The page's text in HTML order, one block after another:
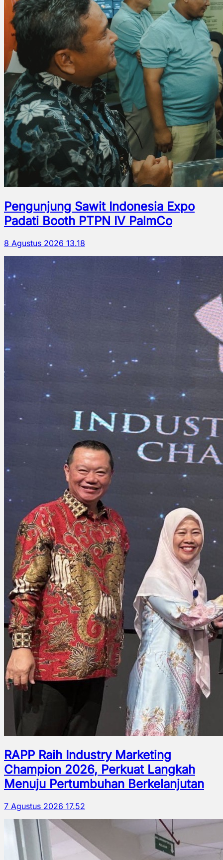
Pengunjung Sawit Indonesia Expo
Padati Booth PTPN IV PalmCo
8 Agustus 2026 13.18
RAPP Raih Industry Marketing
Champion 2026, Perkuat Langkah
Menuju Pertumbuhan Berkelanjutan
7 Agustus 2026 17.52